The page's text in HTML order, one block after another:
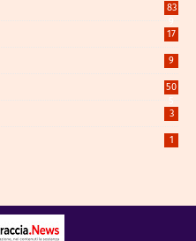
83
9
17
9
50
5
3
1